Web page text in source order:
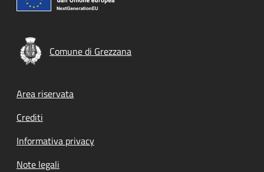
Comune di Grezzana
Footer menu
Area riservata
Crediti
Informativa privacy
Note legali